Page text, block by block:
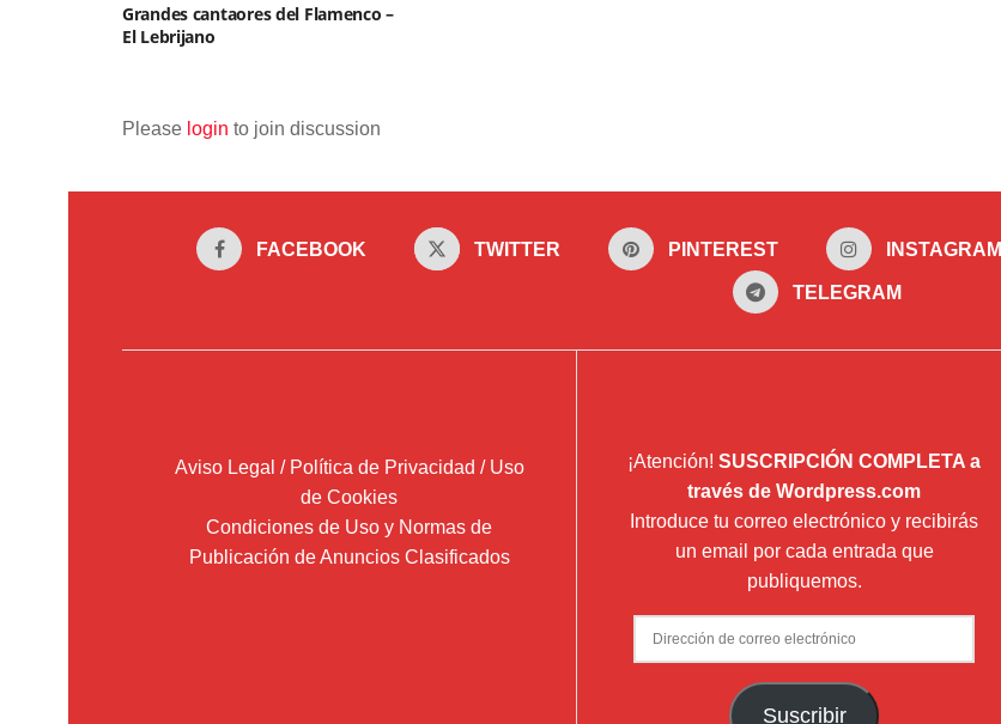
Grandes cantaores del Flamenco –
El Lebrijano
Please login to join discussion
FACEBOOK TWITTER PINTEREST INSTAGRAM
TELEGRAM
Aviso Legal / Política de Privacidad / Uso
de Cookies
Condiciones de Uso y Normas de
Publicación de Anuncios Clasificados
¡Atención! SUSCRIPCIÓN COMPLETA a
través de Wordpress.com
Introduce tu correo electrónico y recibirás
un email por cada entrada que
publiquemos.
Dirección
de
Suscribir